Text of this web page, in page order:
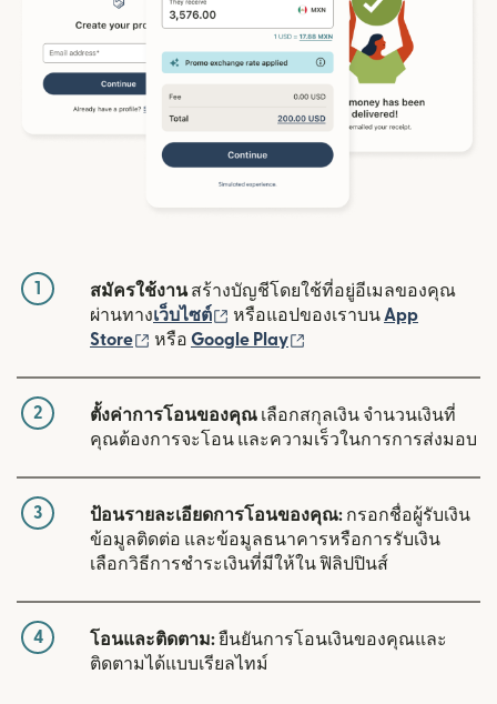
1 สมัครใช้งานสร้างบัญชีโดยใช้ที่อยู่อีเมลของคุณ
ผ่านทางเว็บไซต์ (เปิดในหน้าต่างใหม่)
หรือแอปของเราบนApp
Store
(เปิดในหน้าต่างใหม่)
หรือ Google Play
2 ตั้งค่าการโอนของคุณ เลือกสกุลเงิน จำนวนเงินที่
คุณต้องการจะโอน และความเร็วในการการส่งมอบ
3 ป้อนรายละเอียดการโอนของคุณ: กรอกชื่อผู้รับเงิน
ข้อมูลติดต่อ และข้อมูลธนาคารหรือการรับเงิน
เลือกวิธีการชำระเงินที่มีให้ใน ฟิลิปปินส์
4 โอนและติดตาม:ยืนยันการโอนเงินของคุณและ
ติดตามได้แบบเรียลไทม์